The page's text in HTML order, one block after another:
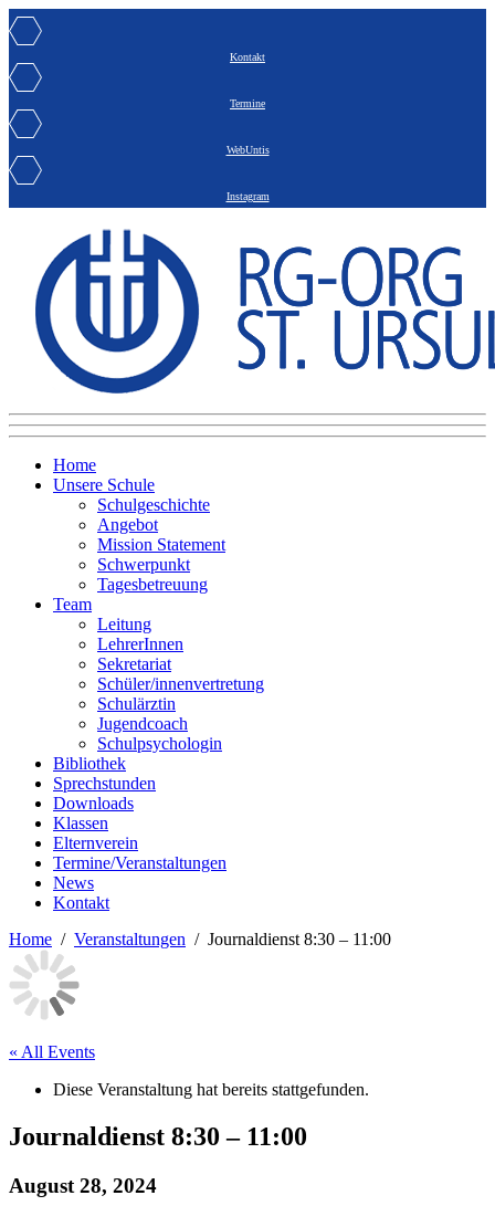
Kontakt
Termine
WebUntis
Instagram
Home
Unsere Schule
Schulgeschichte
Angebot
Mission Statement
Schwerpunkt
Tagesbetreuung
Team
Leitung
LehrerInnen
Sekretariat
Schüler/innenvertretung
Schulärztin
Jugendcoach
Schulpsychologin
Bibliothek
Sprechstunden
Downloads
Klassen
Elternverein
Termine/Veranstaltungen
News
Kontakt
Home
Veranstaltungen Journaldienst 8:30 – 11:00
« All Events
Diese Veranstaltung hat bereits stattgefunden.
Journaldienst 8:30 – 11:00
August 28, 2024